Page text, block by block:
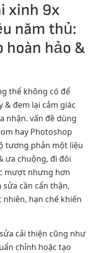
xinh 9x
năm thủ:
hoàn hảo &
thể không có để
đem lại cảm giác
nhận. vấn đề dùng
hay Photoshop
tương phản một liệu
ưa chuộng, đi đôi
mượt nhưng hơn
sửa cần cẩn thận,
hạn chế khiến
cải thiện cũng như
chỉnh hoặc tạo